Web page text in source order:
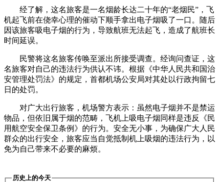
经了解，这名旅客是一名烟龄长达二十年的“老烟民”，飞
机起飞前在侥幸心理的催动下顺手拿出电子烟吸了一口。随后
因该旅客吸电子烟的行为，导致航班无法起飞，造成了航班长
时间延误。
民警将这名旅客传唤至派出所接受调查。经询问查证，这
名旅客对自己的违法行为供认不讳。根据《中华人民共和国治
安管理处罚法》的规定，首都机场公安局对其处以行政拘留七
日的处罚。
对广大出行旅客，机场警方表示：虽然电子烟并不是禁运
物品，但依旧属于烟的范畴，飞机上吸电子烟同样是违反《民
用航空安全保卫条例》的行为。安全无小事，为确保广大人民
群众的出行安全，旅客应当自觉抵制机上吸烟的违法行为，以
免为自己带来不必要的麻烦。
历史上的今天